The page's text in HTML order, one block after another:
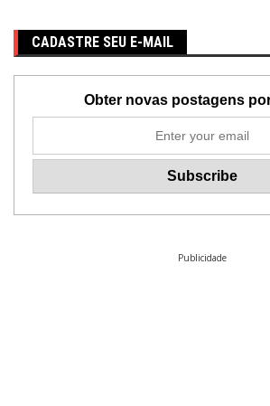
CADASTRE SEU E-MAIL
Obter novas postagens
Publicidade